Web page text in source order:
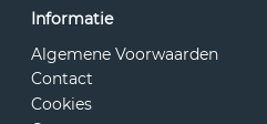
Informatie
Algemene Voorwaarden
Contact
Cookies